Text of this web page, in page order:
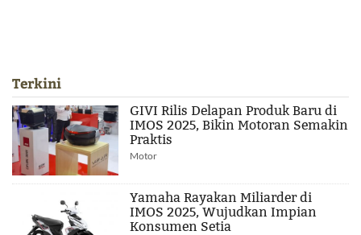
Terkini
GIVI Rilis Delapan Produk Baru di
IMOS 2025, Bikin Motoran Semakin
Praktis
Motor
Yamaha Rayakan Miliarder di
IMOS 2025, Wujudkan Impian
Konsumen Setia